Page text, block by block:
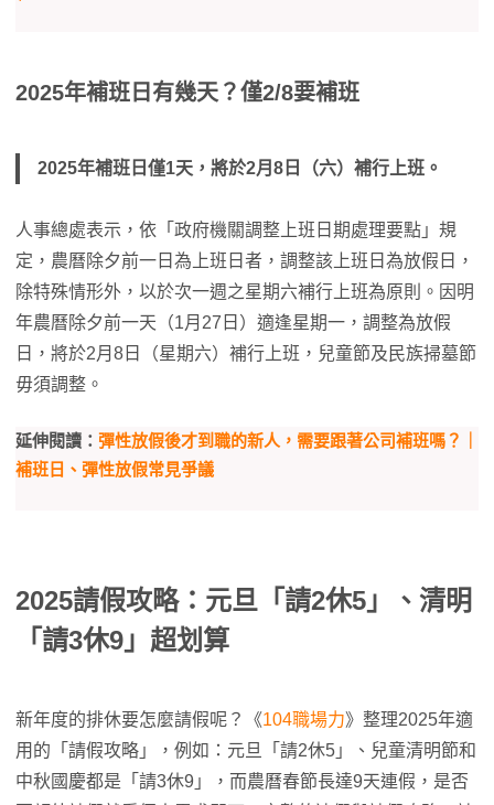
2025年補班日有幾天？僅2/8要補班
2025年補班日僅1天，將於2月8日（六）補行上班。
人事總處表示，依「政府機關調整上班日期處理要點」規
定，農曆除夕前一日為上班日者，調整該上班日為放假日，
除特殊情形外，以於次一週之星期六補行上班為原則。因明
年農曆除夕前一天（1月27日）適逢星期一，調整為放假
日，將於2月8日（星期六）補行上班，兒童節及民族掃墓節
毋須調整。
延伸閱讀： 彈性放假後才到職的新人，需要跟著公司補班嗎？｜
補班日、彈性放假常見爭議
2025請假攻略：元旦「請2休5」、清明
「請3休9」超划算
新年度的排休要怎麼請假呢？《104職場力》整理2025年適
用的「請假攻略」，例如：元旦「請2休5」、兒童清明節和
中秋國慶都是「請3休9」，而農曆春節長達9天連假，是否